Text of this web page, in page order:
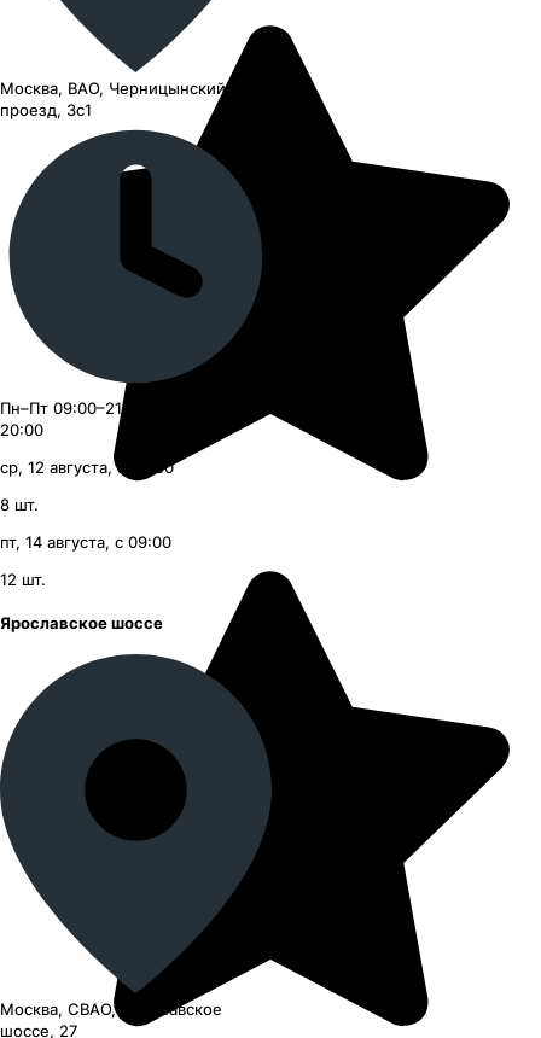
Москва, ВАО, Черницынский
проезд, 3с1
Пн–Пт 09:00–21:00, Сб–Вс 09:00–
20:00
ср, 12 августа, с 09:00
8 шт.
пт, 14 августа, с 09:00
12 шт.
Ярославское шоссе
Москва, СВАО, Ярославское
шоссе, 27